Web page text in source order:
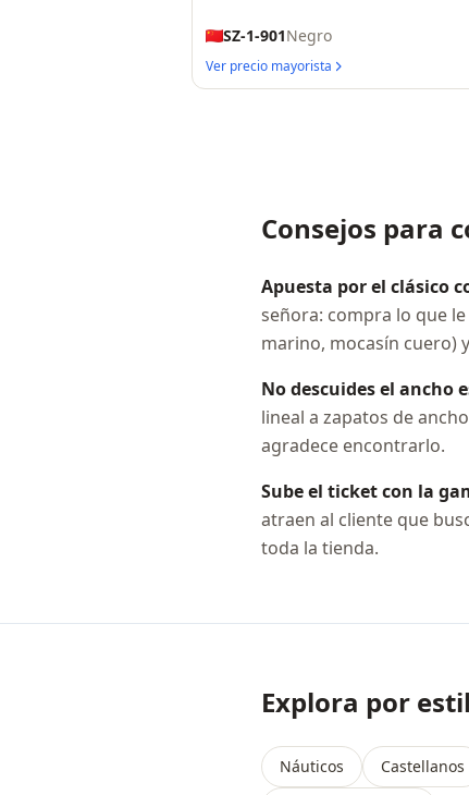
SZ-1-901Negro
Ver precio mayorista
Consejos para
Apuesta por el clásico
señora: compra lo que
marino, mocasín cuero)
No descuides el ancho
lineal a zapatos de
agradece encontrarlo.
Sube el ticket con la
atraen al cliente que
toda la tienda.
Explora por
Náuticos Castellanos